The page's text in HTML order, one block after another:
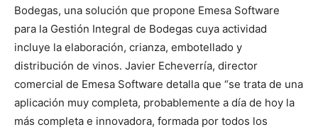
Bodegas, una solución que propone Emesa Software
para la Gestión Integral de Bodegas cuya actividad
incluye la elaboración, crianza, embotellado y
distribución de vinos. Javier Echeverría, director
comercial de Emesa Software detalla que “se trata de una
aplicación muy completa, probablemente a día de hoy la
más completa e innovadora, formada por todos los